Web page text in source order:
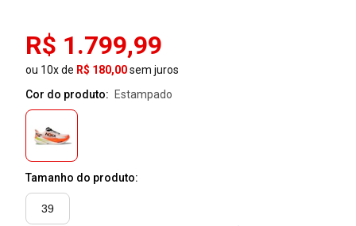
R$ 1.799,99
ou 10x de R$ 180,00sem juros
Cor do produto:
estampado
Tamanho do produto:
39